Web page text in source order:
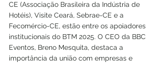
CE (Associação Brasileira da Indústria de
Hotéis), Visite Ceará, Sebrae-CE e a
Fecomércio-CE, estão entre os apoiadores
institucionais do BTM 2025. O CEO da BBC
Eventos, Breno Mesquita, destaca a
importância da união com empresas e